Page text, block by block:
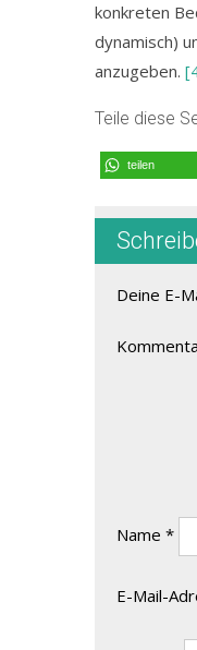
konkreten
dynamisch)
anzugeben.
Teile diese
teilen
Deine E-
Name *
E-Mail-